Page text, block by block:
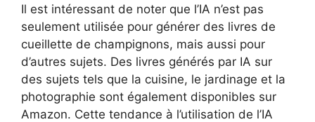
Il est intéressant de noter que l’IA n’est pas
seulement utilisée pour générer des livres de
cueillette de champignons, mais aussi pour
d’autres sujets. Des livres générés par IA sur
des sujets tels que la cuisine, le jardinage et la
photographie sont également disponibles sur
Amazon. Cette tendance à l’utilisation de l’IA